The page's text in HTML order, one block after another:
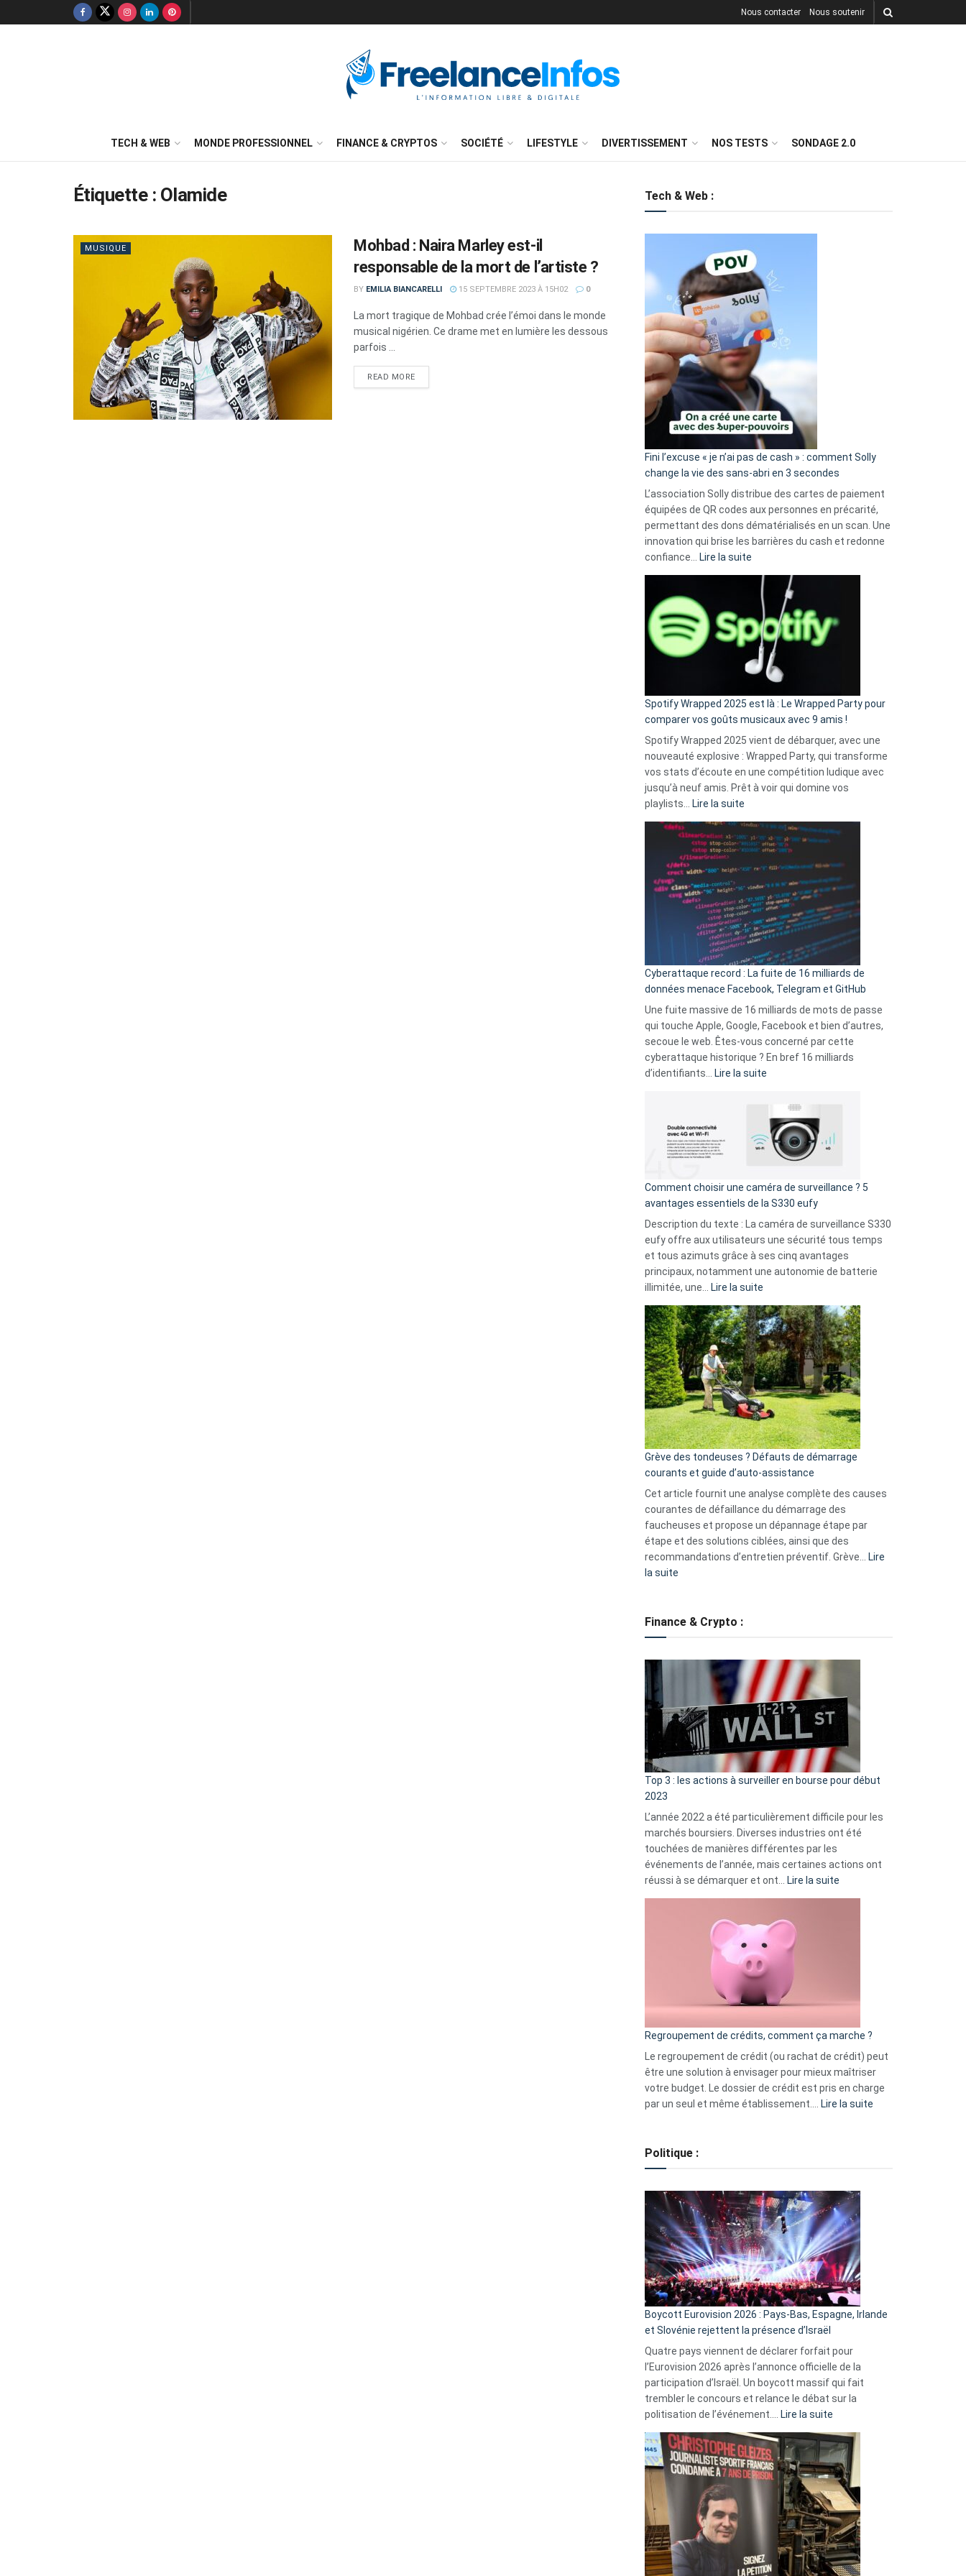
Nous contacter Nous soutenir
TECH & WEB MONDE PROFESSIONNEL FINANCE & CRYPTOS SOCIÉTÉ LIFESTYLE DIVERTISSEMENT NOS TESTS SONDAGE 2.0
Étiquette : Olamide
MUSIQUE
Mohbad : Naira Marley est-il
responsable de la mort de l’artiste ?
BY EMILIA BIANCARELLI 15 SEPTEMBRE 2023 À 15H02 0
La mort tragique de Mohbad crée l’émoi dans le monde
musical nigérien. Ce drame met en lumière les dessous
parfois ...
READ MOREDETAILS
Tech & Web :
Fini l’excuse « je n’ai pas de cash » : comment Solly
change la vie des sans-abri en 3 secondes
L’association Solly distribue des cartes de paiement
équipées de QR codes aux personnes en précarité,
permettant des dons dématérialisés en un scan. Une
innovation qui brise les barrières du cash et redonne
confiance…
Lire la suite
l’excuse
je
n’ai
pas
de
cash
»
Solly
change
la
vie
sans-
abri
en
3
secondes
Spotify Wrapped 2025 est là : Le Wrapped Party pour
comparer vos goûts musicaux avec 9 amis !
Spotify Wrapped 2025 vient de débarquer, avec une
nouveauté explosive : Wrapped Party, qui transforme
vos stats d’écoute en une compétition ludique avec
jusqu’à neuf amis. Prêt à voir qui domine vos
playlists…
Lire la suite
Wrapped
2025
est
:
Le
Wrapped
Party
pour
comparer
vos
goûts
musicaux
avec
9
amis
Cyberattaque record : La fuite de 16 milliards de
données menace Facebook, Telegram et GitHub
Une fuite massive de 16 milliards de mots de passe
qui touche Apple, Google, Facebook et bien d’autres,
secoue le web. Êtes-vous concerné par cette
cyberattaque historique ? En bref 16 milliards
d’identifiants…
Lire la suite
record
La
fuite
16
milliards
données
menace
Facebook,
Telegram
GitHub
Comment choisir une caméra de surveillance ? 5
avantages essentiels de la S330 eufy
Description du texte : La caméra de surveillance S330
eufy offre aux utilisateurs une sécurité tous temps
et tous azimuts grâce à ses cinq avantages
principaux, notamment une autonomie de batterie
illimitée, une…
Lire la suite
choisir
une
caméra
de
surveillance
?
5
avantages
essentiels
de
la
S330
eufy
Grève des tondeuses ? Défauts de démarrage
courants et guide d’auto-assistance
Cet article fournit une analyse complète des causes
courantes de défaillance du démarrage des
faucheuses et propose un dépannage étape par
étape et des solutions ciblées, ainsi que des
recommandations d’entretien préventif. Grève…
Lire
la suite
tondeuses
démarrage
courants
et
guide
d’auto-
assistance
Finance & Crypto :
Top 3 : les actions à surveiller en bourse pour début
2023
L’année 2022 a été particulièrement difficile pour les
marchés boursiers. Diverses industries ont été
touchées de manières différentes par les
événements de l’année, mais certaines actions ont
réussi à se démarquer et ont…
Lire la suite
en
pour
début
2023
Regroupement de crédits, comment ça marche ?
Le regroupement de crédit (ou rachat de crédit) peut
être une solution à envisager pour mieux maîtriser
votre budget. Le dossier de crédit est pris en charge
par un seul et même établissement.…
Lire la suite
Politique :
Boycott Eurovision 2026 : Pays-Bas, Espagne, Irlande
et Slovénie rejettent la présence d’Israël
Quatre pays viennent de déclarer forfait pour
l’Eurovision 2026 après l’annonce officielle de la
participation d’Israël. Un boycott massif qui fait
trembler le concours et relance le débat sur la
politisation de l’événement.…
Lire la suite
Eurovision
2026
:
Pays-
Bas,
Espagne,
Irlande
et
Slovénie